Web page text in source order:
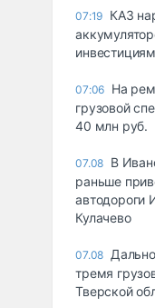
07:19 КАЗ
07:06 На
грузовой
40 млн руб.
07.08 В
раньше
автодороги
Кулачево
07.08
тремя
Тверской